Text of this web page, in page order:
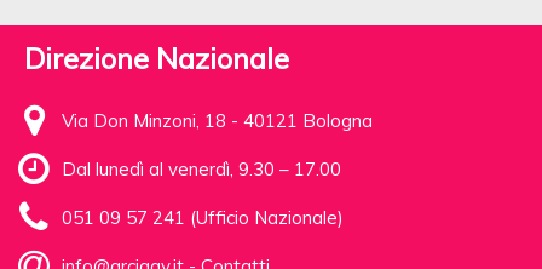
Direzione Nazionale
Via Don Minzoni, 18 - 40121 Bologna
Dal lunedì al venerdì, 9.30 – 17.00
051 09 57 241 (Ufficio Nazionale)